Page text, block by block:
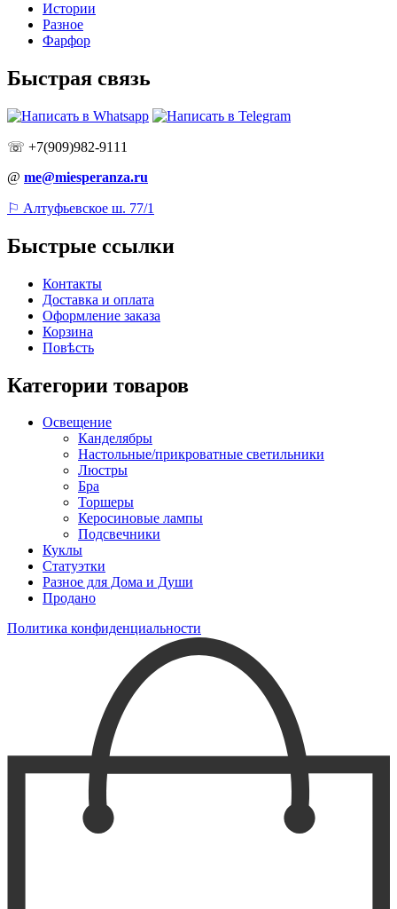
Истории
Разное
Фарфор
Быстрая связь
☏ +7(909)982-9111
@ me@miesperanza.ru
⚐ Алтуфьевское ш. 77/1
Быстрые ссылки
Контакты
Доставка и оплата
Оформление заказа
Корзина
Повѣсть
Категории товаров
Освещение
Канделябры
Настольные/прикроватные светильники
Люстры
Бра
Торшеры
Керосиновые лампы
Подсвечники
Куклы
Статуэтки
Разное для Дома и Души
Продано
Политика конфиденциальности